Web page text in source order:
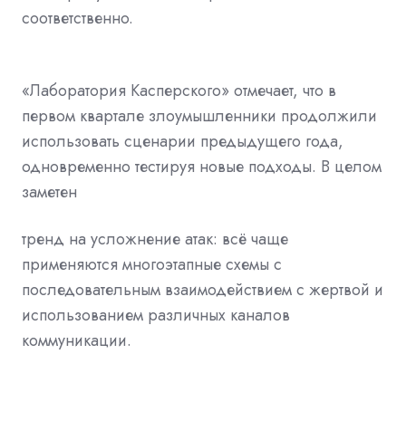
соответственно.
«Лаборатория Касперского» отмечает, что в
первом квартале злоумышленники продолжили
использовать сценарии предыдущего года,
одновременно тестируя новые подходы. В целом
заметен
тренд на усложнение атак: всё чаще
применяются многоэтапные схемы с
последовательным взаимодействием с жертвой и
использованием различных каналов
коммуникации.